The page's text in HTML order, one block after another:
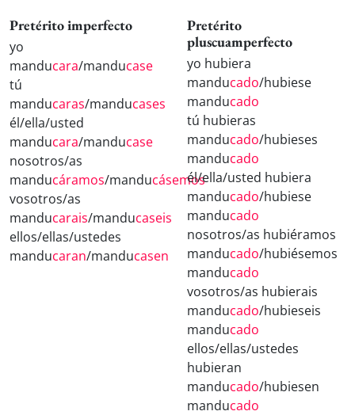
Pretérito imperfecto
yo
manducara/manducase
tú
manducaras/manducases
él/ella/usted
manducara/manducase
nosotros/as
manducáramos/manducásemos
vosotros/as
manducarais/manducaseis
ellos/ellas/ustedes
manducaran/manducasen
Pretérito
pluscuamperfecto
yo hubiera
manducado/hubiese
manducado
tú hubieras
manducado/hubieses
manducado
él/ella/usted hubiera
manducado/hubiese
manducado
nosotros/as hubiéramos
manducado/hubiésemos
manducado
vosotros/as hubierais
manducado/hubieseis
manducado
ellos/ellas/ustedes
hubieran
manducado/hubiesen
manducado